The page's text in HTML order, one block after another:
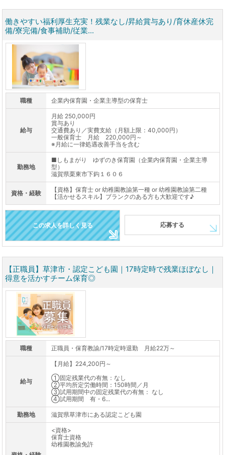
働きやすい福利厚生充実！残業なし/昇給賞与あり/育休産休完
備/寮完備/食事補助/従業...
職種 企業内保育園・企業主導型の保育士
給与
月給 250,000円
賞与あり
交通費あり／実費支給（月額上限：40,000円）
一般保育士 月給 220,000円～
※月給に一律処遇改善手当を含む
勤務地
■しもまがり ゆずのき保育園（企業内保育園・企業主導
型）
滋賀県栗東市下鈎１６０６
資格・経験
【資格】保育士 or 幼稚園教諭第一種 or 幼稚園教諭第二種
【活かせるスキル】ブランクのある方も大歓迎です♪
この求人を詳しく見る 応募する
【正職員】草津市・認定こども園｜17時定時で残業ほぼなし｜
得意を活かすチーム保育◎
職種 正職員・保育教諭/17時定時退勤 月給22万～
給与
【月給】224,200円～
①固定残業代の有無：なし
②平均所定労働時間：150時間／月
③試用期間中の固定残業代の有無： なし
④試用期間 有・6...
勤務地 滋賀県草津市にある認定こども園
<資格>
保育士資格
幼稚園教諭免許